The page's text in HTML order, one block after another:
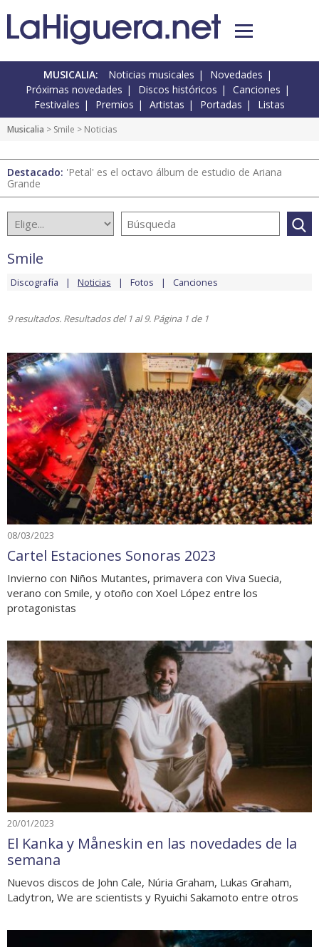
MUSICALIA: Noticias musicales
Novedades
Próximas novedades
Discos históricos
Canciones
Festivales
Premios Artistas Portadas Listas
Musicalia > Smile > Noticias
Destacado: 'Petal' es el octavo álbum de estudio de Ariana
Grande
Smile
Discografía Noticias Fotos Canciones
9 resultados. Resultados del 1 al 9. Página 1 de 1
08/03/2023
Cartel Estaciones Sonoras 2023
Invierno con Niños Mutantes, primavera con Viva Suecia,
verano con Smile, y otoño con Xoel López entre los
protagonistas
20/01/2023
El Kanka y Måneskin en las novedades de la
semana
Nuevos discos de John Cale, Núria Graham, Lukas Graham,
Ladytron, We are scientists y Ryuichi Sakamoto entre otros